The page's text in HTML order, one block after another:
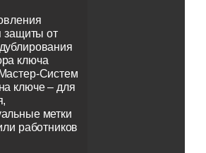
защиты от
ключа
Систем
ключе – для
метки
работников